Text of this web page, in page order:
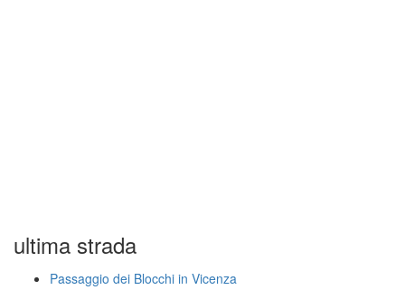
ultima strada
Passaggio dei Blocchi in Vicenza